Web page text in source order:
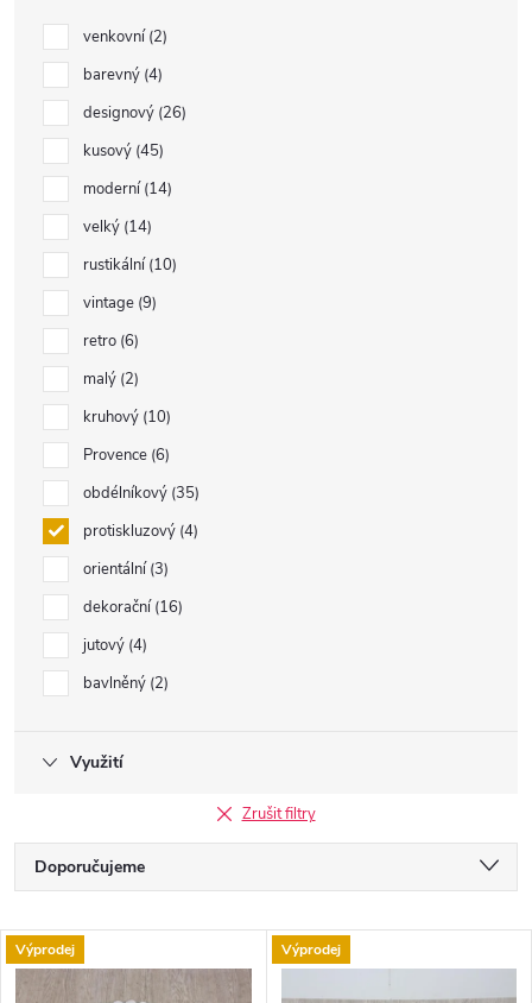
venkovní 2
barevný 4
designový 26
kusový 45
moderní 14
velký 14
rustikální 10
vintage 9
retro 6
malý 2
kruhový 10
Provence 6
obdélníkový 35
protiskluzový 4
orientální 3
dekorační 16
jutový 4
bavlněný 2
Využití
Zrušit filtry
Ř
a
z
Doporučujeme
Nejdražší
V
Výprodej Výprodej